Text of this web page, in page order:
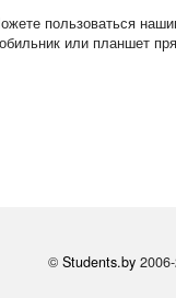
пользоваться
или планшет
© Students.by